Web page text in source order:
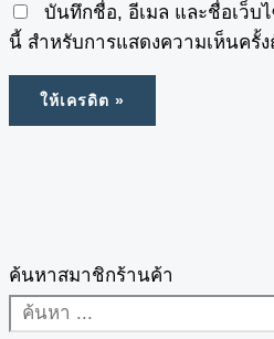
บันทึกชื่อ, อีเมล และชื่อเว็บ
นี้ สำหรับการแสดงความเห็นครั้ง
ค้นหาสมาชิกร้านค้า